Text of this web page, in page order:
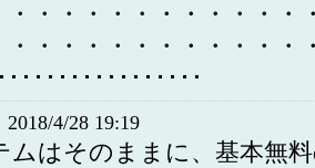
・・・・・・・・・・・・
・・・・・・・・・・・・
････････････････
2018/4/28 19:19
ムはそのままに、基本無